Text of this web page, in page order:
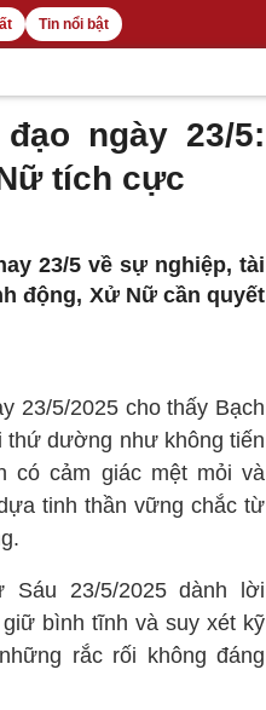
Tin nổi bật
ngày 23/5:
tích cực
23/5 về sự nghiệp, tài
động, Xử Nữ cần quyết
23/5/2025 cho thấy Bạch
thứ dường như không tiến
có cảm giác mệt mỏi và
tinh thần vững chắc từ
23/5/2025 dành lời
bình tĩnh và suy xét kỹ
rắc rối không đáng